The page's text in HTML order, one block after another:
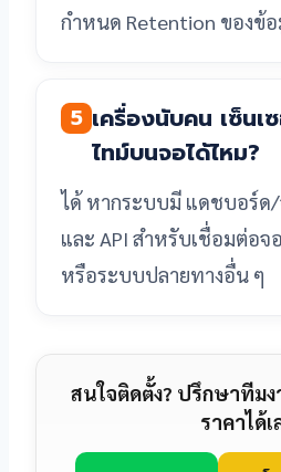
กำหนด Retention ของข้
5 เครื่องนับคน เซ็นเ
ไทม์บนจอได้ไหม?
ได้ หากระบบมี แดชบอร์ด/
และ API สำหรับเชื่อมต่อ
หรือระบบปลายทางอื่น ๆ
สนใจติดตั้ง? ปรึกษาทีม
ราคาได้เ